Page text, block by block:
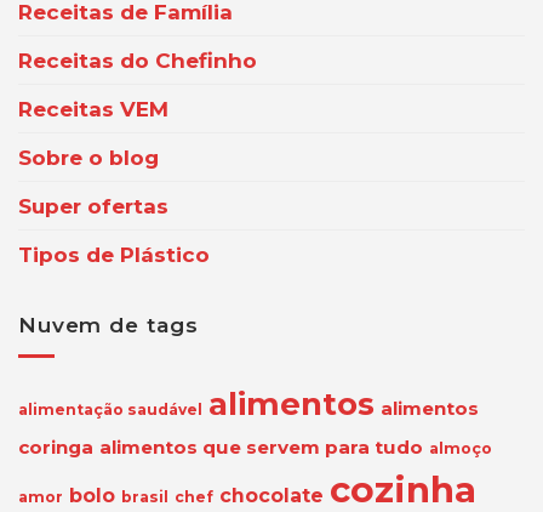
Receitas de Família
Receitas do Chefinho
Receitas VEM
Sobre o blog
Super ofertas
Tipos de Plástico
Nuvem de tags
alimentação saudável alimentos alimentos
coringa alimentos que servem para tudo almoço
amor bolo brasil chef chocolate cozinha